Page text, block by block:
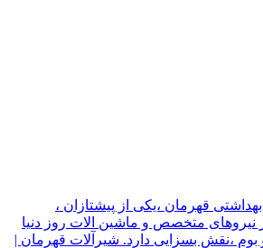
نام مدیر قهرمان نیک جو سال تاسیس ۱۳۵۹ کارخانه شیرالات بهداشتی قهرمان ،یکی از پیشتازان ،
نیروهای متخصص و ماشین الات روز دنیا
شکوفایی صنعت این مرز و بوم ،نقش بسزایی دارد. شیرآلات قهرمان |